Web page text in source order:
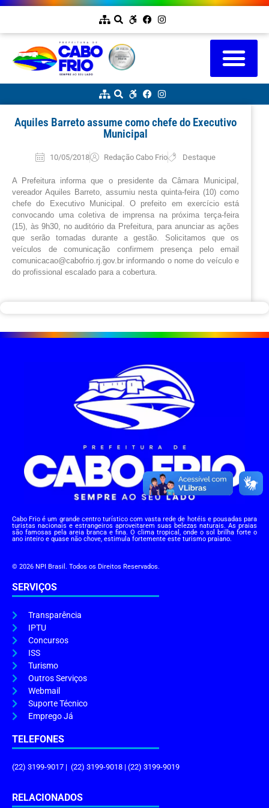
Aquiles Barreto assume como chefe do Executivo
Municipal
10/05/2018 Redação Cabo Frio Destaque
A Prefeitura informa que o presidente da Câmara Municipal,
vereador Aquiles Barreto, assumiu nesta quinta-feira (10) como
chefe do Executivo Municipal. O prefeito em exercício está
convocando uma coletiva de imprensa na próxima terça-feira
(15), às 9h30, no auditório da Prefeitura, para anunciar as ações
que serão tomadas durante a gestão. Solicitamos que os
veículos de comunicação confirmem presença pelo email
comunicacao@cabofrio.rj.gov.br informando o nome do veículo e
do profissional escalado para a cobertura.
Cabo Frio é um grande centro turístico com vasta rede de hotéis e pousadas para
turistas nacionais e estrangeiros aproveitarem suas belezas naturais. As praias
são famosas pela areia branca e fina. O clima tropical, onde o sol brilha forte o
ano inteiro e quase não chove, estimula fortemente este turismo praiano.
© 2026 NPI Brasil. Todos os Direitos Reservados.
SERVIÇOS
Transparência
IPTU
Concursos
ISS
Turismo
Outros Serviços
Webmail
Suporte Técnico
Emprego Já
TELEFONES
(22) 3199-9017 | (22) 3199-9018 | (22) 3199-9019
RELACIONADOS